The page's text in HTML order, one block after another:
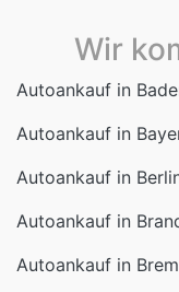
Wir
Autoankauf in
Autoankauf in Berlin